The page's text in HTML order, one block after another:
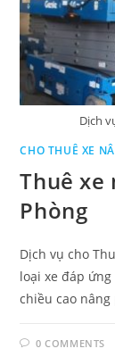
Dịch
CHO THUÊ XE
Thuê xe
Phòng
Dịch vụ cho
loại xe đáp
chiều cao
0 COMMENTS